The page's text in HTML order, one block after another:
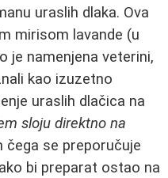
uraslih dlaka. Ova
mirisom lavande (u
je namenjena veterini,
kao izuzetno
uraslih dlačica na
sloju direktno na
čega se preporučuje
bi preparat ostao na